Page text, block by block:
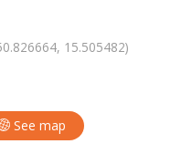
15.505482)
See map